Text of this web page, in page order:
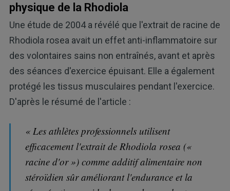
physique de la Rhodiola
Une étude de 2004 a révélé que l'extrait de racine de
Rhodiola rosea avait un effet anti-inflammatoire sur
des volontaires sains non entraînés, avant et après
des séances d'exercice épuisant. Elle a également
protégé les tissus musculaires pendant l'exercice.
D'après le résumé de l'article :
« Les athlètes professionnels utilisent
efficacement l'extrait de Rhodiola rosea («
racine d'or ») comme additif alimentaire non
stéroïdien sûr améliorant l'endurance et la